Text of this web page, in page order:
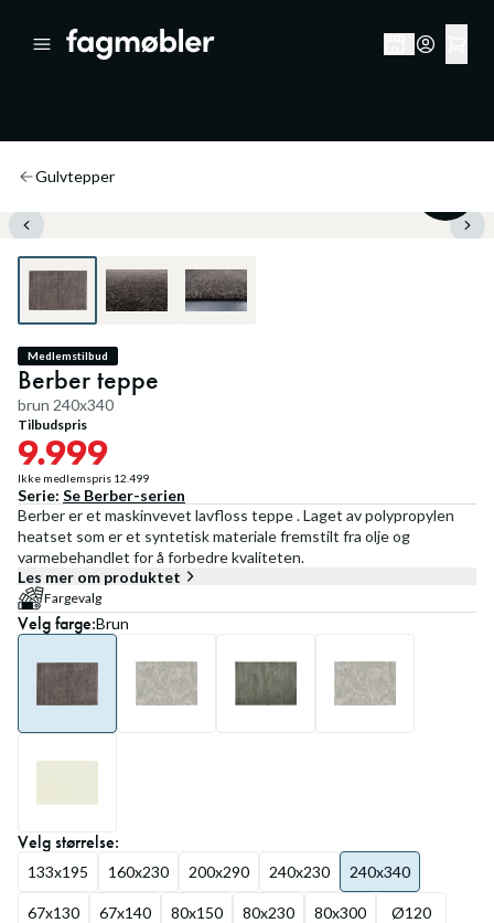
Gulvtepper
Medlemstilbud
Berber teppe
brun 240x340
Tilbudspris
9.999
Ikke medlemspris 12.499
Serie: Se Berber-serien
Berber er et maskinvevet lavfloss teppe . Laget av polypropylen
heatset som er et syntetisk materiale fremstilt fra olje og
varmebehandlet for å forbedre kvaliteten.
Les mer om produktet
Fargevalg
Velgfarge:Brun
Velgstørrelse:
133x195 160x230 200x290 240x230 240x340
67x130 67x140 80x150 80x230 80x300 Ø120